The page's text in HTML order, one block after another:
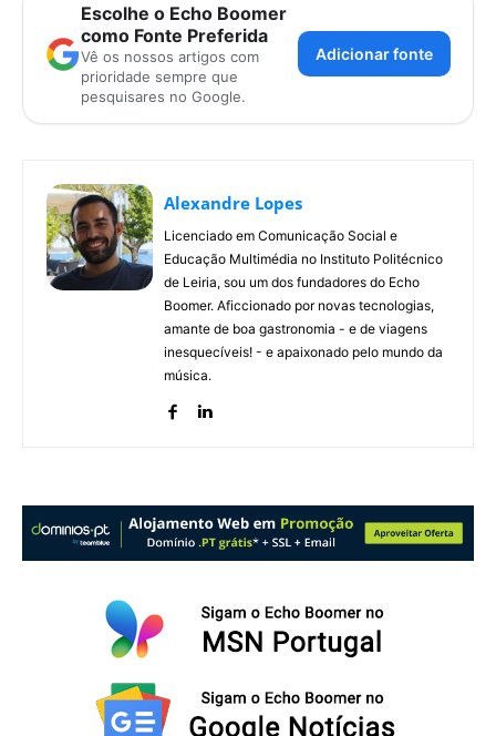
Escolhe o Echo Boomer
como Fonte Preferida
Vê os nossos artigos com
prioridade sempre que
pesquisares no Google.
Adicionar fonte
Alexandre Lopes
Licenciado em Comunicação Social e
Educação Multimédia no Instituto Politécnico
de Leiria, sou um dos fundadores do Echo
Boomer. Aficcionado por novas tecnologias,
amante de boa gastronomia - e de viagens
inesquecíveis! - e apaixonado pelo mundo da
música.